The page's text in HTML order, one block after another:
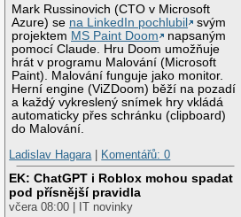
Mark Russinovich (CTO v Microsoft
Azure) se na LinkedIn pochlubil
svým
projektem MS Paint Doom
napsaným
pomocí Claude. Hru Doom umožňuje
hrát v programu Malování (Microsoft
Paint). Malování funguje jako monitor.
Herní engine (ViZDoom) běží na pozadí
a každý vykreslený snímek hry vkládá
automaticky přes schránku (clipboard)
do Malování.
Ladislav Hagara| Komentářů: 0
EK: ChatGPT i Roblox mohou spadat
pod přísnější pravidla
včera 08:00 | IT novinky